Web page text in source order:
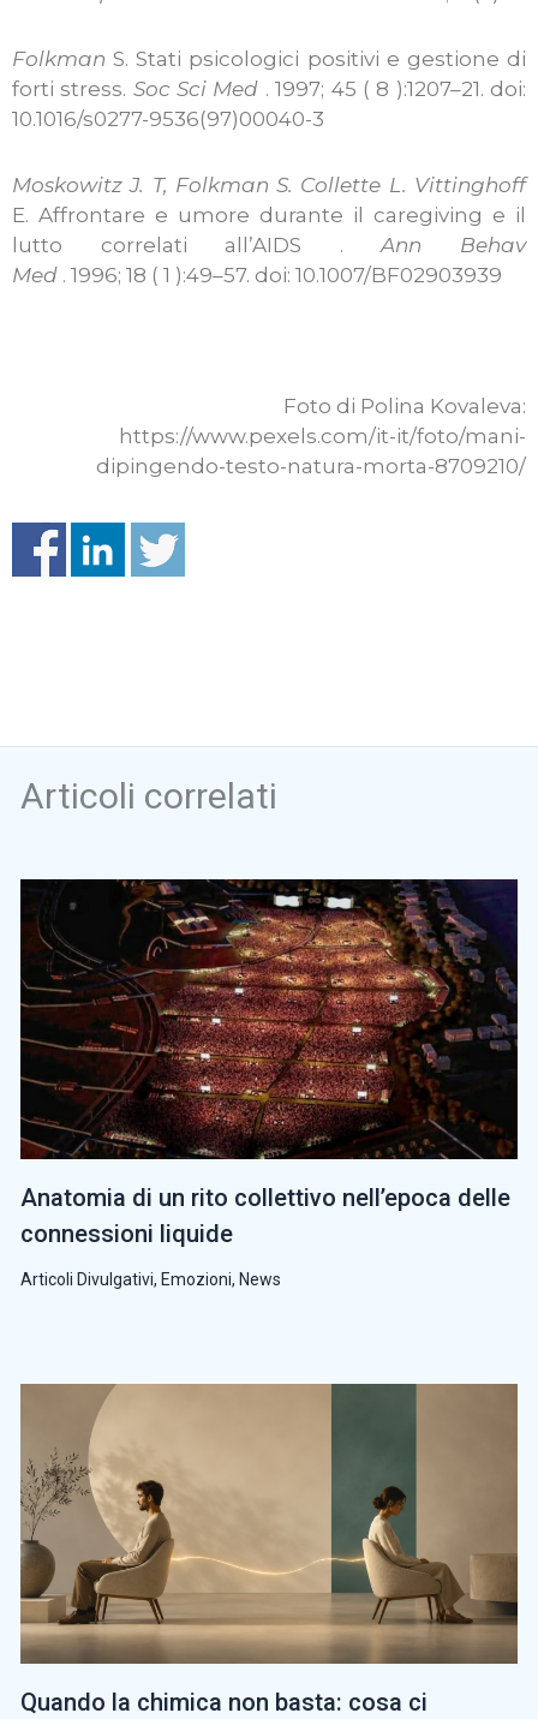
Folkman S. Stati psicologici positivi e gestione di
forti stress. Soc Sci Med . 1997; 45 ( 8 ):1207–21. doi:
10.1016/s0277-9536(97)00040-3
Moskowitz J. T, Folkman S. Collette L. Vittinghoff
E. Affrontare e umore durante il caregiving e il
lutto correlati all’AIDS .Ann Behav
Med . 1996; 18 ( 1 ):49–57. doi: 10.1007/BF02903939
Foto di Polina Kovaleva:
https://www.pexels.com/it-it/foto/mani-
dipingendo-testo-natura-morta-8709210/
Articoli correlati
Anatomia di un rito collettivo nell’epoca delle
connessioni liquide
Articoli Divulgativi, Emozioni, News
Quando la chimica non basta: cosa ci